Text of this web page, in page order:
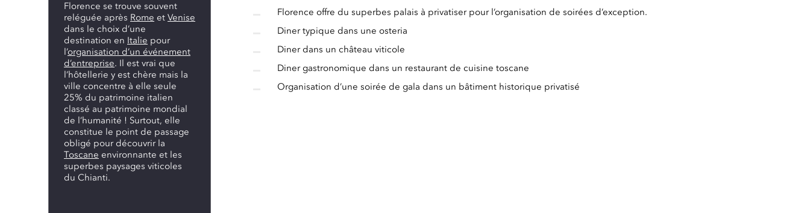
Florence se trouve souvent
reléguée après Rome et Venise
dans le choix d’une
destination en Italie pour
l’organisation d’un événement
d’entreprise. Il est vrai que
l’hôtellerie y est chère mais la
ville concentre à elle seule
25% du patrimoine italien
classé au patrimoine mondial
de l’humanité ! Surtout, elle
constitue le point de passage
obligé pour découvrir la
Toscane environnante et les
superbes paysages viticoles
du Chianti.
Florence offre du superbes palais à privatiser pour l’organisation de soirées d’exception.
Diner typique dans une osteria
Diner dans un château viticole
Diner gastronomique dans un restaurant de cuisine toscane
Organisation d’une soirée de gala dans un bâtiment historique privatisé